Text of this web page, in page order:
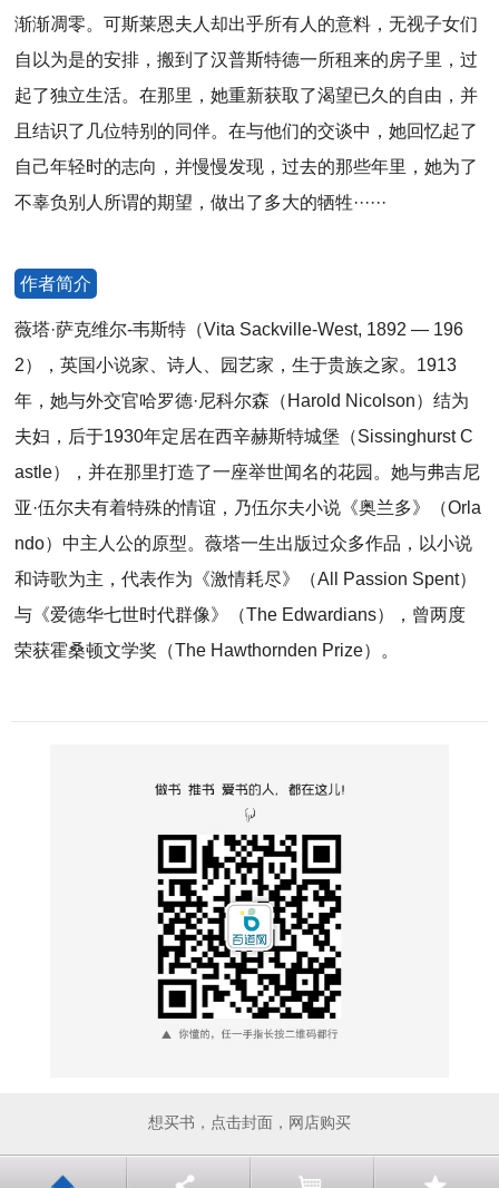
渐渐凋零。可斯莱恩夫人却出乎所有人的意料，无视子女们
自以为是的安排，搬到了汉普斯特德一所租来的房子里，过
起了独立生活。在那里，她重新获取了渴望已久的自由，并
且结识了几位特别的同伴。在与他们的交谈中，她回忆起了
自己年轻时的志向，并慢慢发现，过去的那些年里，她为了
不辜负别人所谓的期望，做出了多大的牺牲······
作者简介
薇塔·萨克维尔-韦斯特（Vita Sackville-West, 1892 — 196
2），英国小说家、诗人、园艺家，生于贵族之家。1913
年，她与外交官哈罗德·尼科尔森（Harold Nicolson）结为
夫妇，后于1930年定居在西辛赫斯特城堡（Sissinghurst C
astle），并在那里打造了一座举世闻名的花园。她与弗吉尼
亚·伍尔夫有着特殊的情谊，乃伍尔夫小说《奥兰多》（Orla
ndo）中主人公的原型。薇塔一生出版过众多作品，以小说
和诗歌为主，代表作为《激情耗尽》（All Passion Spent）
与《爱德华七世时代群像》（The Edwardians），曾两度
荣获霍桑顿文学奖（The Hawthornden Prize）。
想买书，点击封面，网店购买